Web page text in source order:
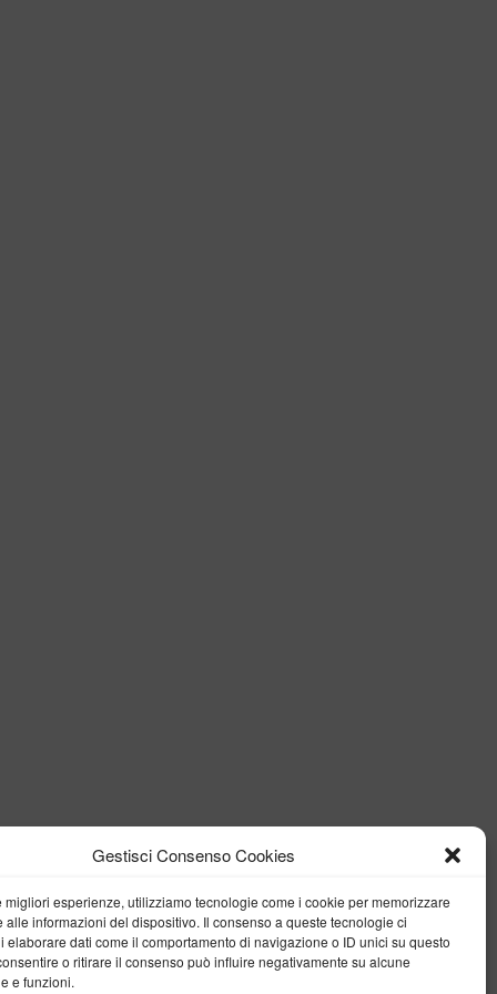
Gestisci Consenso Cookies
migliori esperienze, utilizziamo tecnologie come i cookie per memorizzare
alle informazioni del dispositivo. Il consenso a queste tecnologie ci
elaborare dati come il comportamento di navigazione o ID unici su questo
o ritirare il consenso può influire negativamente su alcune
e funzioni.